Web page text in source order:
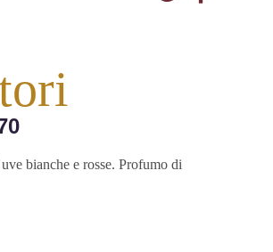
bianche e rosse. Profumo di